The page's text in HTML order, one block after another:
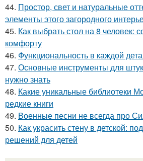
44. Простор, свет и натуральные
элементы этого загородного
45. Как выбрать стол на 8 человек:
комфорту
46. Функциональность в каждой
47. Основные инструменты для
нужно знать
48. Какие уникальные библиотеки
редкие книги
49. Военные песни не всегда про
50. Как украсить стену в детской:
решений для детей